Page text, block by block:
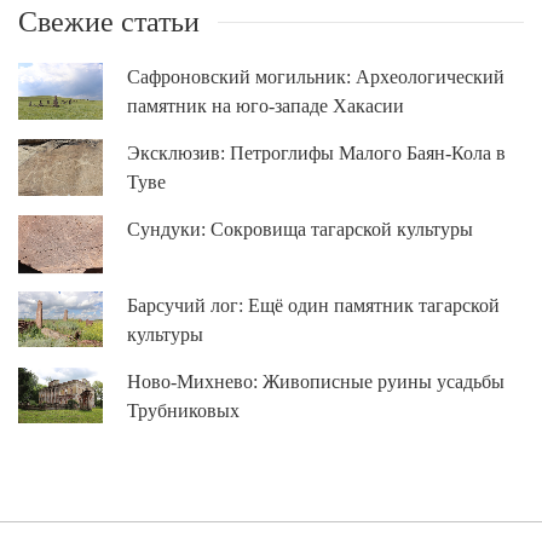
Свежие статьи
Сафроновский могильник: Археологический
памятник на юго-западе Хакасии
Эксклюзив: Петроглифы Малого Баян-Кола в
Туве
Сундуки: Сокровища тагарской культуры
Барсучий лог: Ещё один памятник тагарской
культуры
Ново-Михнево: Живописные руины усадьбы
Трубниковых